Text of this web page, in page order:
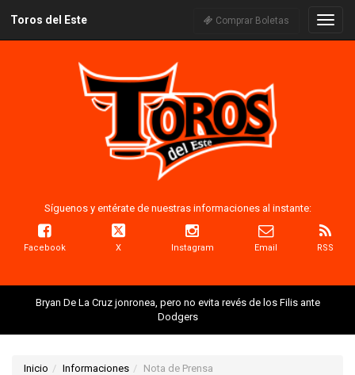
Toros del Este Comprar Boletas
Síguenos y entérate de nuestras informaciones al instante:
Facebook X Instagram Email RSS
Bryan De La Cruz jonronea, pero no evita revés de los Filis ante
Dodgers
Inicio Informaciones Nota de Prensa